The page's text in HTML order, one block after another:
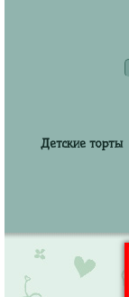
Детские торты